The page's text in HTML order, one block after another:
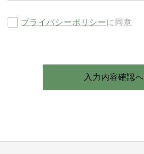
プライバシーポリシーに同意
入力内容確認へ